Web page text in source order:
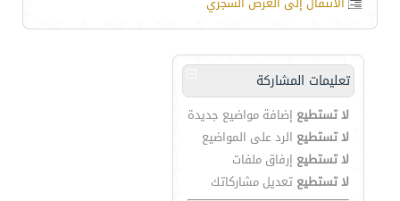
تعليمات المشاركة
لا تستطيع إضافة مواضيع جديدة
لا تستطيع الرد على المواضيع
لا تستطيع إرفاق ملفات
لا تستطيع تعديل مشاركاتك